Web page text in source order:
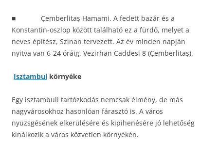
■ Çemberlitaş Hamami. A fedett bazár és a
Konstantin-oszlop között található ez a fürdő, melyet a
neves építész, Szinan tervezett. Az év minden napján
nyitva van 6-24 óráig. Vezirhan Caddesi 8 (Çemberlitaş).
Isztambul környéke
Egy isztambuli tartózkodás nemcsak élmény, de más
nagyvárosokhoz hasonlóan fárasztó is. A város
nyüzsgésének elkerülésére és kipihenésére jó lehetőség
kínálkozik a város közvetlen környékén.